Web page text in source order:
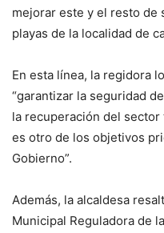
mejorar este y el resto de
playas de la localidad de
En esta línea, la regidora
“garantizar la seguridad
la recuperación del
es otro de los objetivos
Gobierno”.
Además, la alcaldesa
Municipal Reguladora de